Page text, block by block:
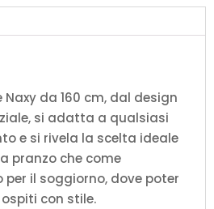
da 160 cm, dal design
si adatta a qualsiasi
e si rivela la scelta ideale
pranzo che come
per il soggiorno, dove poter
con stile.